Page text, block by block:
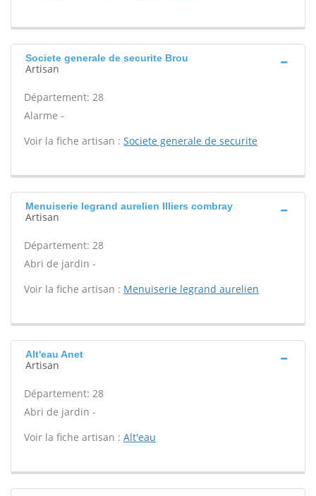
Societe generale de securite Brou
Artisan
Département: 28
Alarme -
Voir la fiche artisan : Societe generale de securite
Menuiserie legrand aurelien Illiers combray
Artisan
Département: 28
Abri de jardin -
Voir la fiche artisan : Menuiserie legrand aurelien
Alt'eau Anet
Artisan
Département: 28
Abri de jardin -
Voir la fiche artisan : Alt'eau